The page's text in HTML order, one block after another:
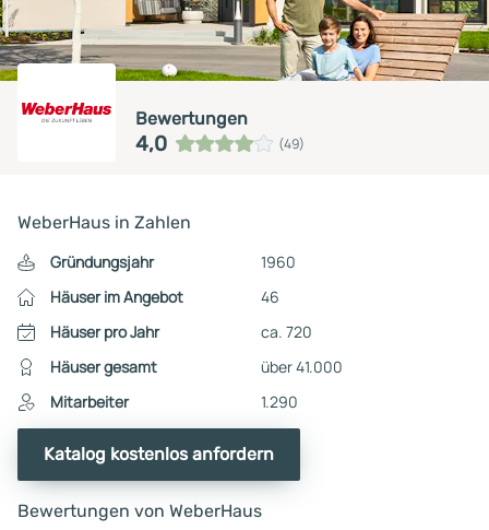
Bewertungen
4,0 (49)
WeberHaus in Zahlen
Gründungsjahr
1960
Häuser im Angebot
46
Häuser pro Jahr
ca. 720
Häuser gesamt
über 41.000
Mitarbeiter
1.290
Katalog kostenlos anfordern
Bewertungen von WeberHaus